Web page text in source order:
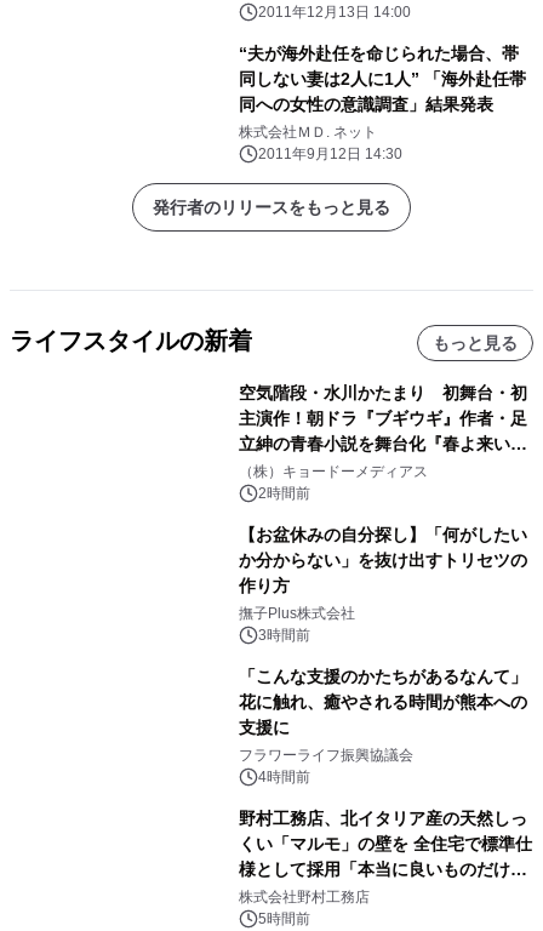
2011年12月13日 14:00
“夫が海外赴任を命じられた場合、帯
同しない妻は2人に1人” 「海外赴任帯
同への女性の意識調査」結果発表
株式会社ＭＤ. ネット
2011年9月12日 14:30
発行者のリリースをもっと見る
ライフスタイルの新着 もっと見る
空気階段・水川かたまり 初舞台・初
主演作！朝ドラ『ブギウギ』作者・足
立紳の青春小説を舞台化『春よ来い、
マジで来い』キービジュアル解禁！
（株）キョードーメディアス
2時間前
【お盆休みの自分探し】「何がしたい
か分からない」を抜け出すトリセツの
作り方
撫子Plus株式会社
3時間前
「こんな支援のかたちがあるなんて」
花に触れ、癒やされる時間が熊本への
支援に
フラワーライフ振興協議会
4時間前
野村工務店、北イタリア産の天然しっ
くい「マルモ」の壁を 全住宅で標準仕
様として採用「本当に良いものだけに
こだわる」
株式会社野村工務店
5時間前